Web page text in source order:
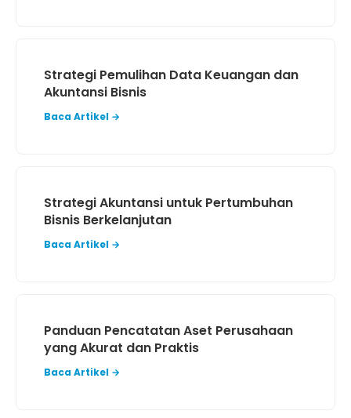
Strategi Pemulihan Data Keuangan dan
Akuntansi Bisnis
Baca Artikel →
Strategi Akuntansi untuk Pertumbuhan
Bisnis Berkelanjutan
Baca Artikel →
Panduan Pencatatan Aset Perusahaan
yang Akurat dan Praktis
Baca Artikel →